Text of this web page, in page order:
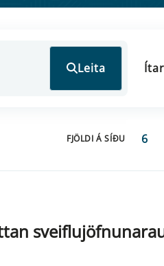
Leita
FJÖLDI Á SÍÐU 6